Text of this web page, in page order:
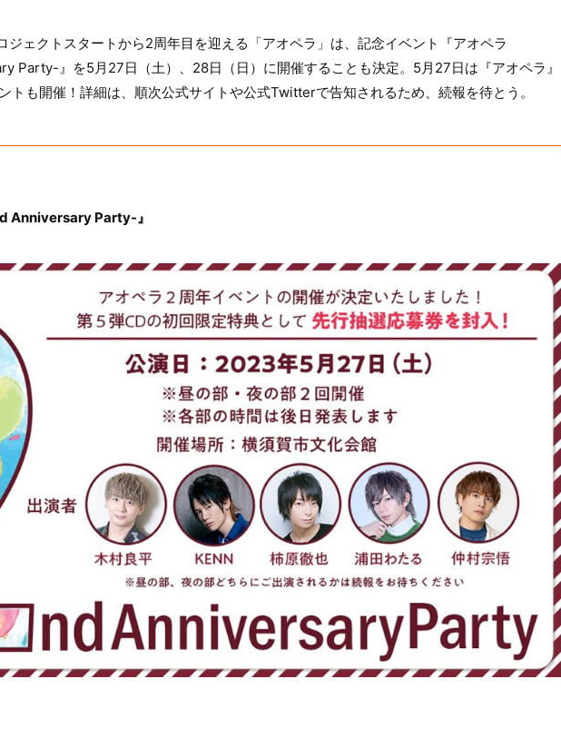
ェクトスタートから2周年目を迎える「アオペラ」は、記念イベント『アオペラ
Party-』を5月27日（土）、28日（日）に開催することも決定。5月27日は『アオペラ』
トも開催！詳細は、順次公式サイトや公式Twitterで告知されるため、続報を待とう。
Anniversary Party-』